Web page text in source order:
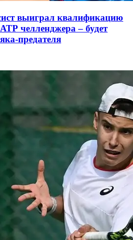
выиграл квалификацию
челленджера – будет
предателя